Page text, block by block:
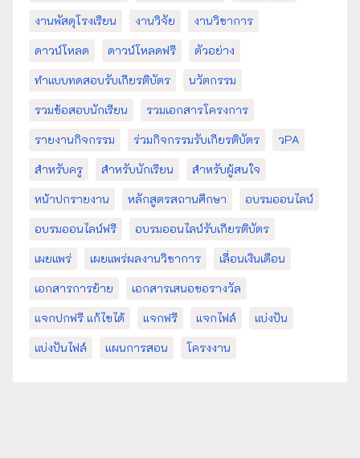
งานพัสดุโรงเรียน
งานวิจัย
งานวิชาการ
ดาวน์โหลด
ดาวน์โหลดฟรี
ตัวอย่าง
ทำแบบทดสอบรับเกียรติบัตร
นวัตกรรม
รวมข้อสอบนักเรียน
รวมเอกสารโครงการ
รายงานกิจกรรม
ร่วมกิจกรรมรับเกียรติบัตร
วPA
สำหรับครู
สำหรับนักเรียน
สำหรับผู้สนใจ
หน้าปกรายงาน
หลักสูตรสถานศึกษา
อบรมออนไลน์
อบรมออนไลน์ฟรี
อบรมออนไลน์รับเกียรติบัตร
เผยแพร่
เผยแพร่ผลงานวิชาการ
เลื่อนเงินเดือน
เอกสารการย้าย
เอกสารเสนอขอรางวัล
แจกปกฟรี แก้ไขได้
แจกฟรี แจกไฟล์
แบ่งปัน
แบ่งปันไฟล์
แผนการสอน โครงงาน